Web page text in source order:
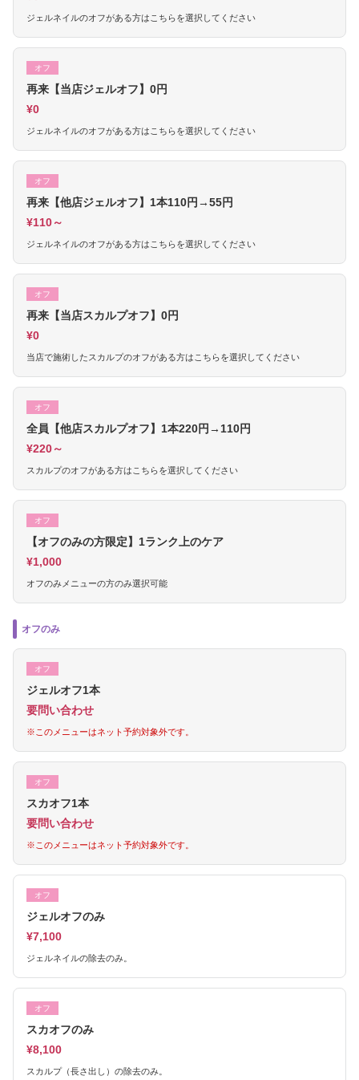
ジェルネイルのオフがある方はこちらを選択してください
オフ
再来【当店ジェルオフ】0円
¥0
ジェルネイルのオフがある方はこちらを選択してください
オフ
再来【他店ジェルオフ】1本110円→55円
¥110～
ジェルネイルのオフがある方はこちらを選択してください
オフ
再来【当店スカルプオフ】0円
¥0
当店で施術したスカルプのオフがある方はこちらを選択してください
オフ
全員【他店スカルプオフ】1本220円→110円
¥220～
スカルプのオフがある方はこちらを選択してください
オフ
【オフのみの方限定】1ランク上のケア
¥1,000
オフのみメニューの方のみ選択可能
オフのみ
オフ
ジェルオフ1本
要問い合わせ
※このメニューはネット予約対象外です。
オフ
スカオフ1本
要問い合わせ
※このメニューはネット予約対象外です。
オフ
ジェルオフのみ
¥7,100
ジェルネイルの除去のみ。
オフ
スカオフのみ
¥8,100
スカルプ（長さ出し）の除去のみ。